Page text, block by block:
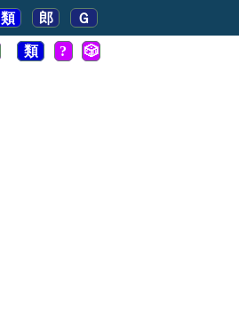
類 郎 Ｇ
類 ? 🎲